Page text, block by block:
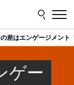
差はエンゲージメント
ゲー